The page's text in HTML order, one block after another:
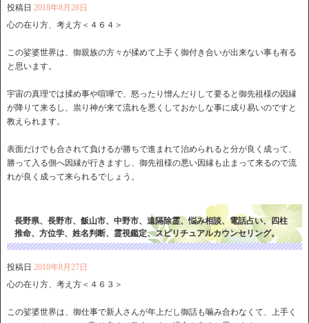
投稿日 2018年8月28日
心の在り方、考え方＜４６４＞
この娑婆世界は、御親族の方々が揉めて上手く御付き合いが出来ない事も有る
と思います。
宇宙の真理では揉め事や喧嘩で、怒ったり憎んだりして要ると御先祖様の因縁
が降りて来るし、祟り神が来て流れを悪くしておかしな事に成り易いのですと
教えられます。
表面だけでも合されて負けるが勝ちで進まれて治められると分が良く成って、
勝って入る側へ因縁が行きますし、御先祖様の悪い因縁も止まって来るので流
れが良く成って来られるでしょう。
長野県、長野市、飯山市、中野市、遠隔除霊、悩み相談、電話占い、四柱
推命、方位学、姓名判断、霊視鑑定、スピリチュアルカウンセリング。
投稿日 2018年8月27日
心の在り方、考え方＜４６３＞
この娑婆世界は、御仕事で新人さんが年上だし御話も噛み合わなくて、上手く